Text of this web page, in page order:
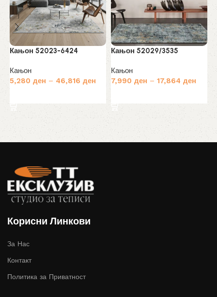
Кањон 52023-6424
Кањон
5,280 ден – 46,816 ден
Кањон 52029/3535
Кањон
7,990 ден – 17,864 ден
Корисни Линкови
За Нас
Контакт
Политика за Приватност